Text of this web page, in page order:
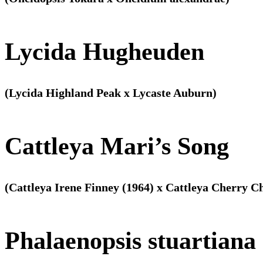
Lycida Hugheuden
(Lycida Highland Peak x Lycaste Auburn)
Cattleya Mari’s Song
(Cattleya Irene Finney (1964) x Cattleya Cherry
Phalaenopsis stuartiana